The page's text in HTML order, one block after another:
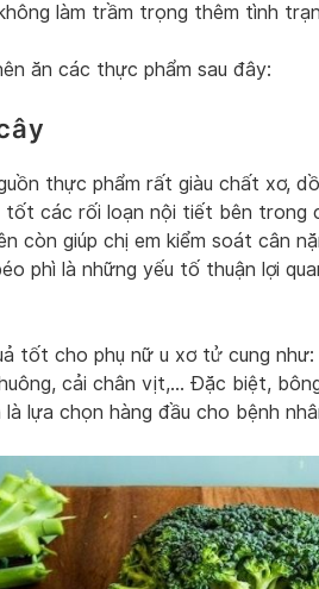
làm trầm trọng thêm tình
ăn các thực phẩm sau đây:
thực phẩm rất giàu chất xơ,
các rối loạn nội tiết bên trong
còn giúp chị em kiểm soát cân
phì là những yếu tố thuận lợi
tốt cho phụ nữ u xơ tử cung
cải chân vịt,… Đặc biệt,
lựa chọn hàng đầu cho bệnh